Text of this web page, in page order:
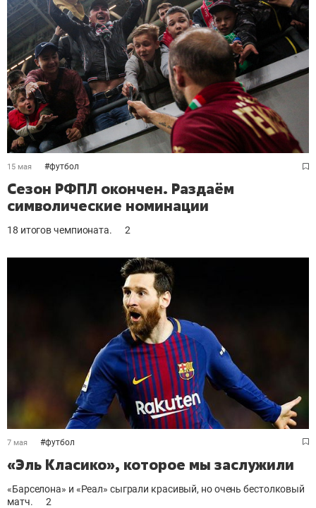
15 мая #футбол
Сезон РФПЛ окончен. Раздаём
символические номинации
18 итогов чемпионата. 2
7 мая #футбол
«Эль Класико», которое мы заслужили
«Барселона» и «Реал» сыграли красивый, но очень бестолковый
матч.
2